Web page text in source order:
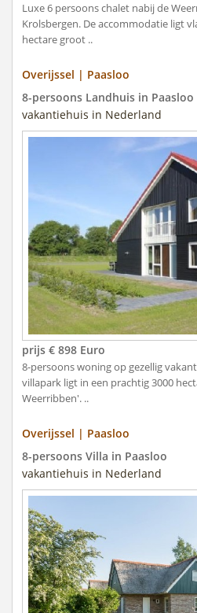
Luxe 6 persoons chalet nabij de
Krolsbergen. De accommodatie ligt
hectare groot ..
Overijssel | Paasloo
8-persoons Landhuis in Paasloo
vakantiehuis in Nederland
prijs € 898 Euro
8-persoons woning op gezellig
villapark ligt in een prachtig 3000
Weerribben'. ..
Overijssel | Paasloo
8-persoons Villa in Paasloo
vakantiehuis in Nederland